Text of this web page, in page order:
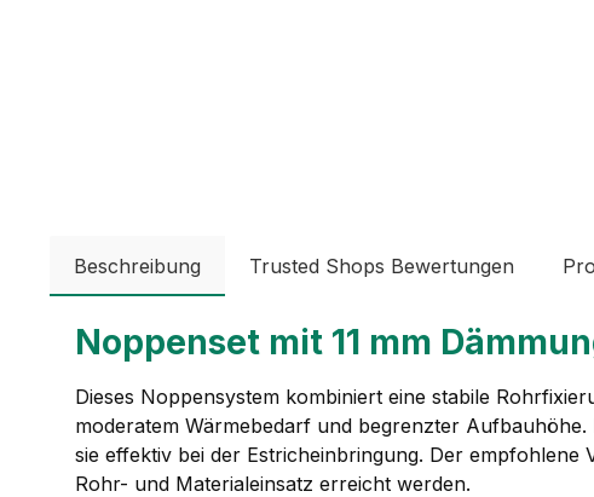
Beschreibung Trusted Shops Bewertungen
Noppenset mit 11 mm
Dieses Noppensystem kombiniert eine stabile
moderatem Wärmebedarf und begrenzter
sie effektiv bei der Estricheinbringung. Der empfohlene
Rohr- und Materialeinsatz erreicht werden.